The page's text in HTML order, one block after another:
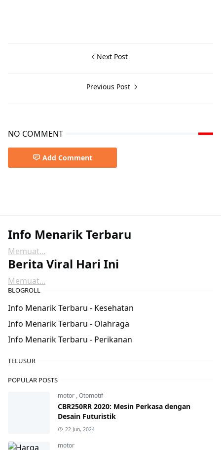
Next Post
Previous Post
NO COMMENT
Add Comment
Info Menarik Terbaru
Memuat...
Berita Viral Hari Ini
Memuat...
BLOGROLL
Info Menarik Terbaru - Kesehatan
Info Menarik Terbaru - Olahraga
Info Menarik Terbaru - Perikanan
TELUSUR
POPULAR POSTS
motor ,Otomotif
CBR250RR 2020: Mesin Perkasa dengan
Desain Futuristik
22 Jun, 2024
motor